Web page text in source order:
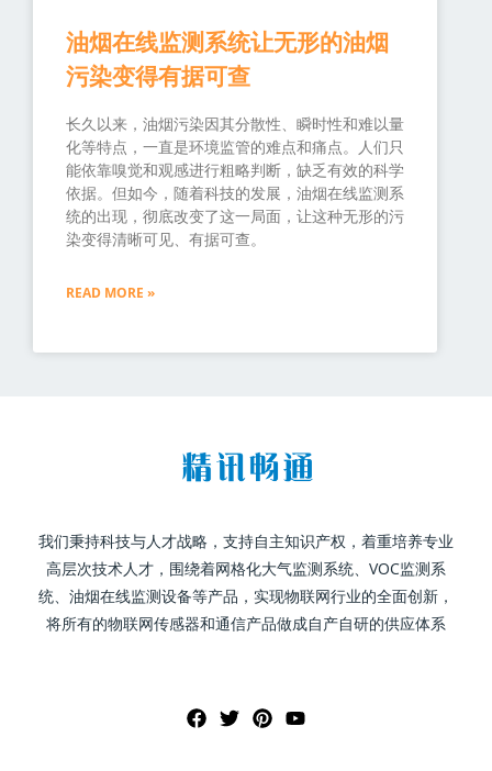
油烟在线监测系统让无形的油烟
污染变得有据可查
长久以来，油烟污染因其分散性、瞬时性和难以量
化等特点，一直是环境监管的难点和痛点。人们只
能依靠嗅觉和观感进行粗略判断，缺乏有效的科学
依据。但如今，随着科技的发展，油烟在线监测系
统的出现，彻底改变了这一局面，让这种无形的污
染变得清晰可见、有据可查。
READ MORE »
我们秉持科技与人才战略，支持自主知识产权，着重培养专业
高层次技术人才，围绕着网格化大气监测系统、VOC监测系
统、油烟在线监测设备等产品，实现物联网行业的全面创新，
将所有的物联网传感器和通信产品做成自产自研的供应体系